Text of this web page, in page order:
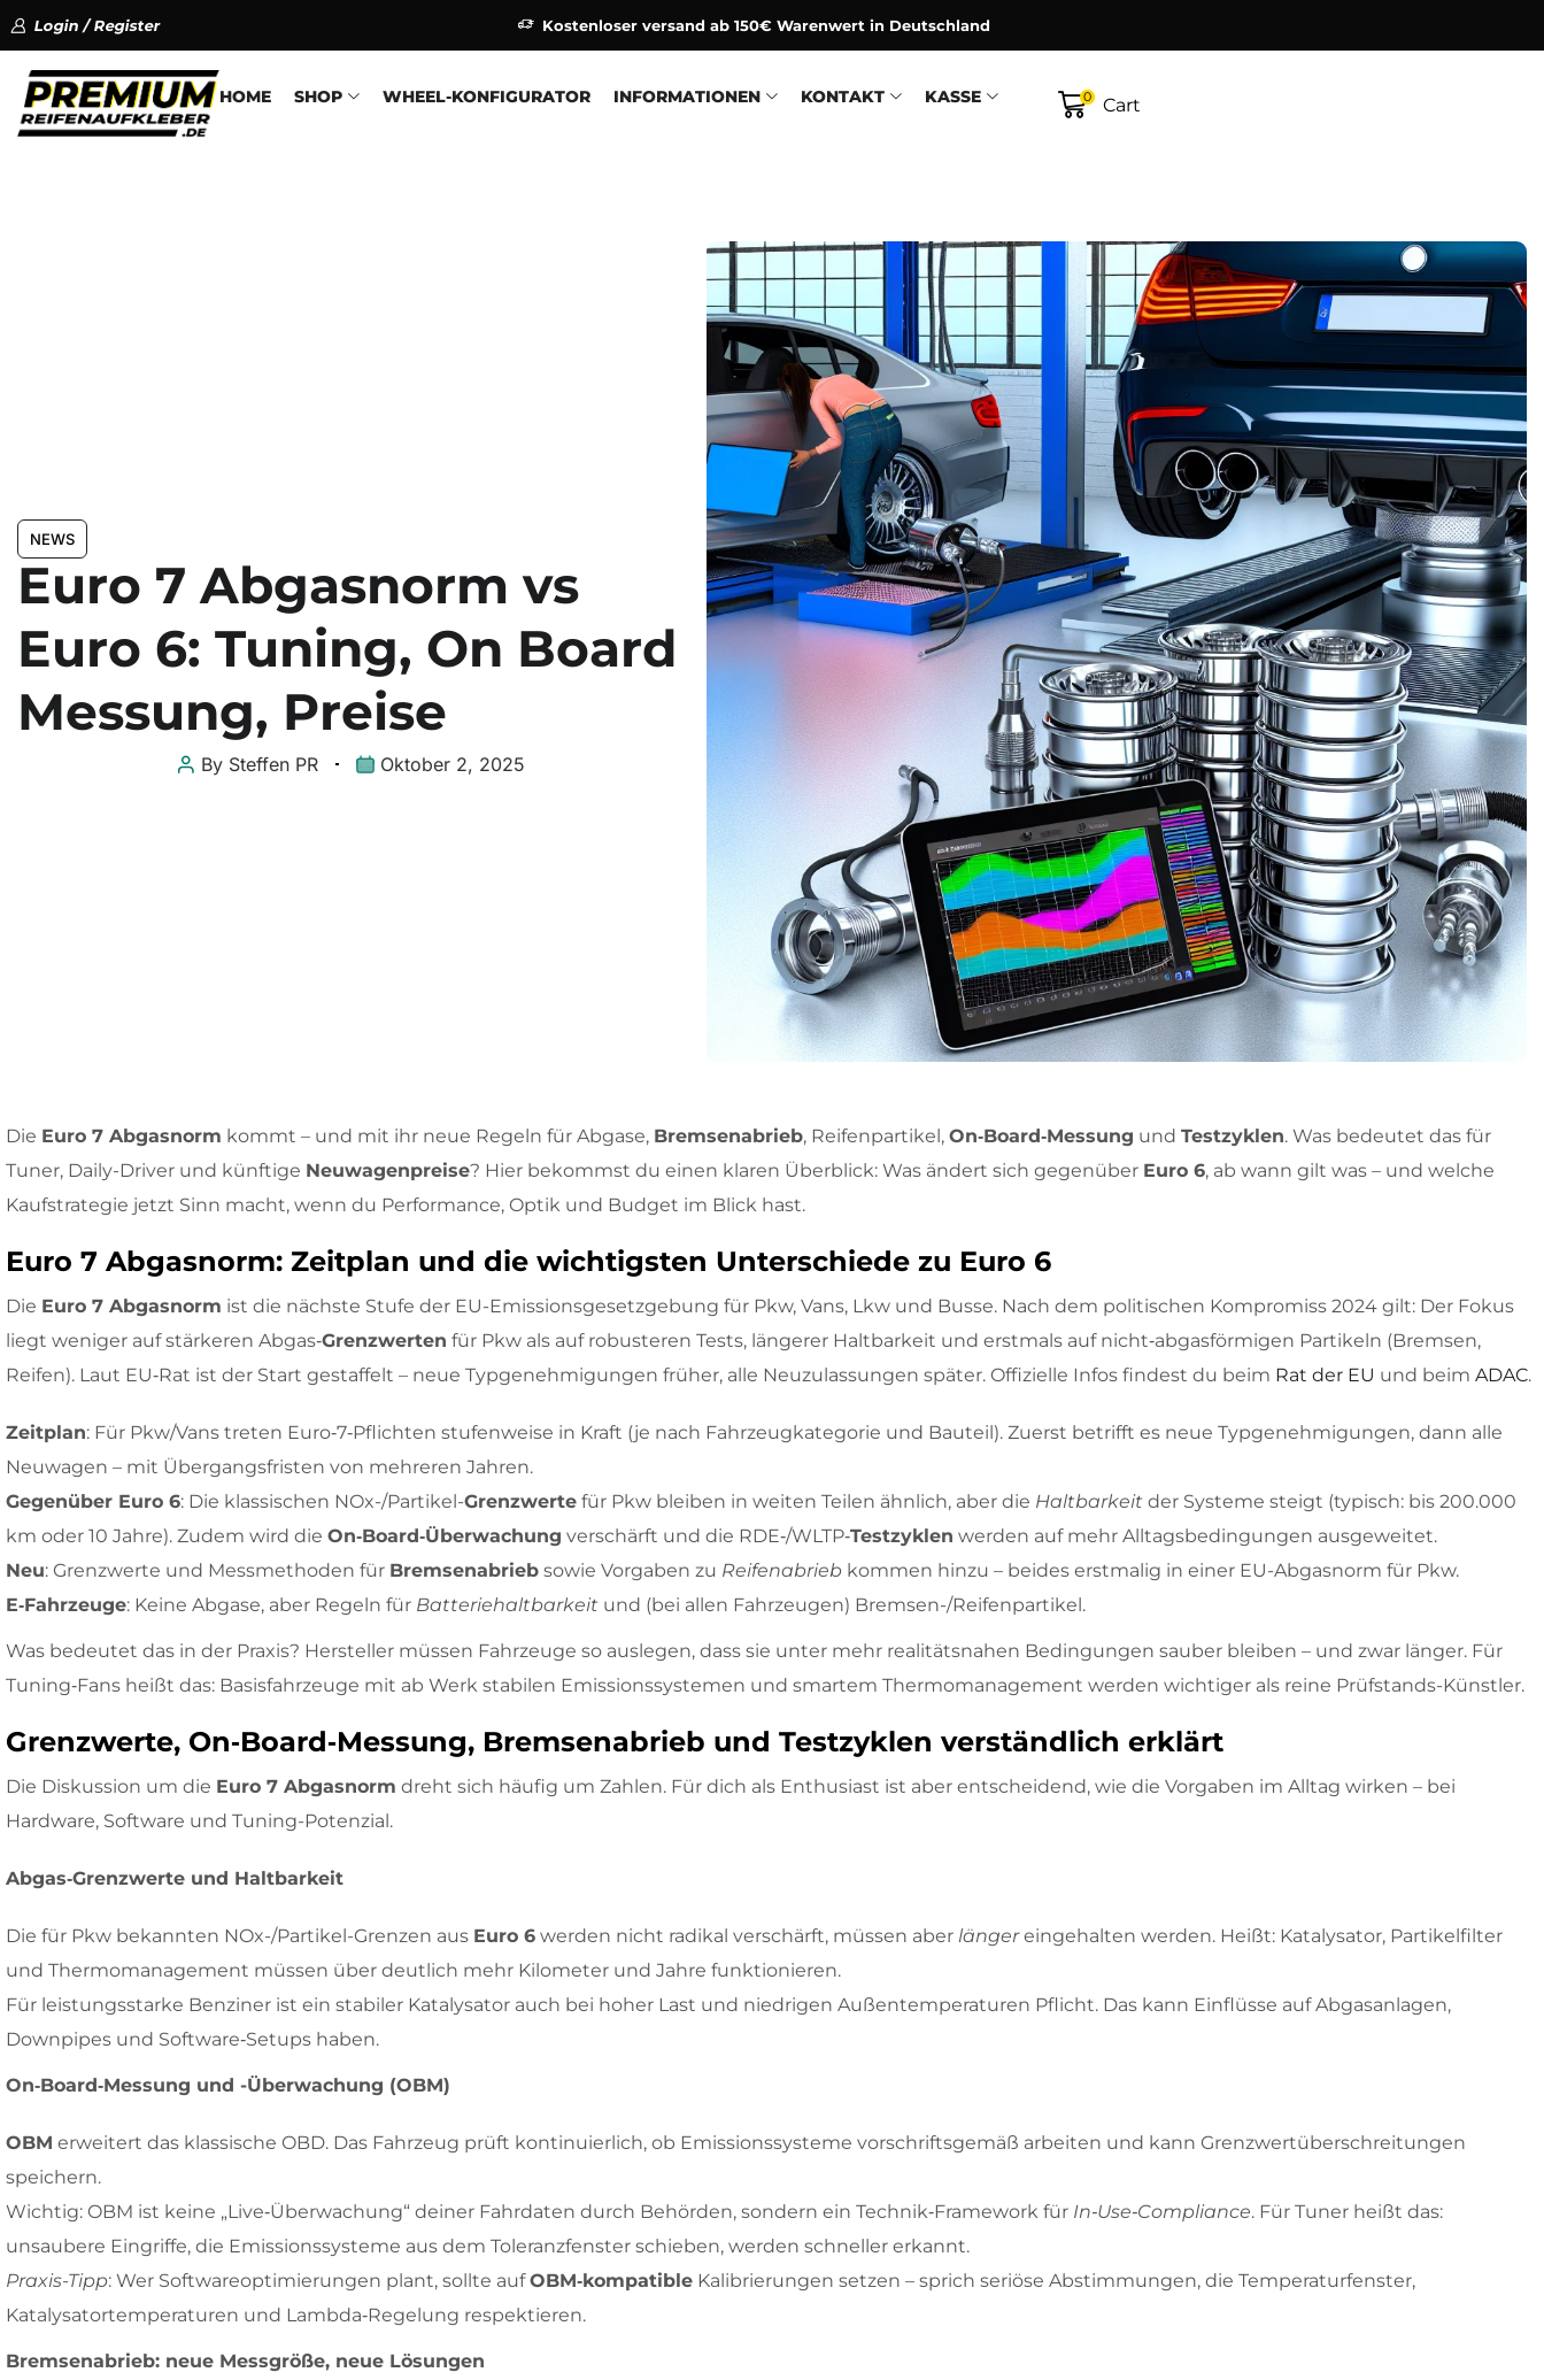
Login / Register Kostenloser versand ab 150€ Warenwert in Deutschland
HOME SHOP WHEEL-KONFIGURATOR INFORMATIONEN KONTAKT KASSE 0 Cart
NEWS
Euro 7 Abgasnorm vs
Euro 6: Tuning, On Board
Messung, Preise
BySteffen PR Oktober 2, 2025
Die Euro 7 Abgasnorm kommt – und mit ihr neue Regeln für Abgase, Bremsenabrieb, Reifenpartikel, On‑Board‑Messung und Testzyklen. Was bedeutet das für
Tuner, Daily-Driver und künftige Neuwagenpreise? Hier bekommst du einen klaren Überblick: Was ändert sich gegenüber Euro 6, ab wann gilt was – und welche
Kaufstrategie jetzt Sinn macht, wenn du Performance, Optik und Budget im Blick hast.
Euro 7 Abgasnorm: Zeitplan und die wichtigsten Unterschiede zu Euro 6
Die Euro 7 Abgasnorm ist die nächste Stufe der EU-Emissionsgesetzgebung für Pkw, Vans, Lkw und Busse. Nach dem politischen Kompromiss 2024 gilt: Der Fokus
liegt weniger auf stärkeren Abgas‑Grenzwerten für Pkw als auf robusteren Tests, längerer Haltbarkeit und erstmals auf nicht‑abgasförmigen Partikeln (Bremsen,
Reifen). Laut EU‑Rat ist der Start gestaffelt – neue Typgenehmigungen früher, alle Neuzulassungen später. Offizielle Infos findest du beim Rat der EU und beim ADAC.
Zeitplan: Für Pkw/Vans treten Euro‑7‑Pflichten stufenweise in Kraft (je nach Fahrzeugkategorie und Bauteil). Zuerst betrifft es neue Typgenehmigungen, dann alle
Neuwagen – mit Übergangsfristen von mehreren Jahren.
Gegenüber Euro 6: Die klassischen NOx-/Partikel-Grenzwerte für Pkw bleiben in weiten Teilen ähnlich, aber die Haltbarkeit der Systeme steigt (typisch: bis 200.000
km oder 10 Jahre). Zudem wird die On‑Board‑Überwachung verschärft und die RDE‑/WLTP‑Testzyklen werden auf mehr Alltagsbedingungen ausgeweitet.
Neu: Grenzwerte und Messmethoden für Bremsenabrieb sowie Vorgaben zu Reifenabrieb kommen hinzu – beides erstmalig in einer EU-Abgasnorm für Pkw.
E‑Fahrzeuge: Keine Abgase, aber Regeln für Batteriehaltbarkeit und (bei allen Fahrzeugen) Bremsen-/Reifenpartikel.
Was bedeutet das in der Praxis? Hersteller müssen Fahrzeuge so auslegen, dass sie unter mehr realitätsnahen Bedingungen sauber bleiben – und zwar länger. Für
Tuning‑Fans heißt das: Basisfahrzeuge mit ab Werk stabilen Emissionssystemen und smartem Thermomanagement werden wichtiger als reine Prüfstands-Künstler.
Grenzwerte, On‑Board‑Messung, Bremsenabrieb und Testzyklen verständlich erklärt
Die Diskussion um die Euro 7 Abgasnorm dreht sich häufig um Zahlen. Für dich als Enthusiast ist aber entscheidend, wie die Vorgaben im Alltag wirken – bei
Hardware, Software und Tuning-Potenzial.
Abgas‑Grenzwerte und Haltbarkeit
Die für Pkw bekannten NOx-/Partikel-Grenzen aus Euro 6 werden nicht radikal verschärft, müssen aber längereingehalten werden. Heißt: Katalysator, Partikelfilter
und Thermomanagement müssen über deutlich mehr Kilometer und Jahre funktionieren.
Für leistungsstarke Benziner ist ein stabiler Katalysator auch bei hoher Last und niedrigen Außentemperaturen Pflicht. Das kann Einflüsse auf Abgasanlagen,
Downpipes und Software‑Setups haben.
On‑Board‑Messung und -Überwachung (OBM)
OBM erweitert das klassische OBD. Das Fahrzeug prüft kontinuierlich, ob Emissionssysteme vorschriftsgemäß arbeiten und kann Grenzwertüberschreitungen
speichern.
Wichtig: OBM ist keine „Live‑Überwachung“ deiner Fahrdaten durch Behörden, sondern ein Technik‑Framework für In‑Use‑Compliance. Für Tuner heißt das:
unsaubere Eingriffe, die Emissionssysteme aus dem Toleranzfenster schieben, werden schneller erkannt.
Praxis-Tipp: Wer Softwareoptimierungen plant, sollte aufOBM‑kompatible Kalibrierungen setzen – sprich seriöse Abstimmungen, die Temperaturfenster,
Katalysatortemperaturen und Lambda‑Regelung respektieren.
Bremsenabrieb: neue Messgröße, neue Lösungen